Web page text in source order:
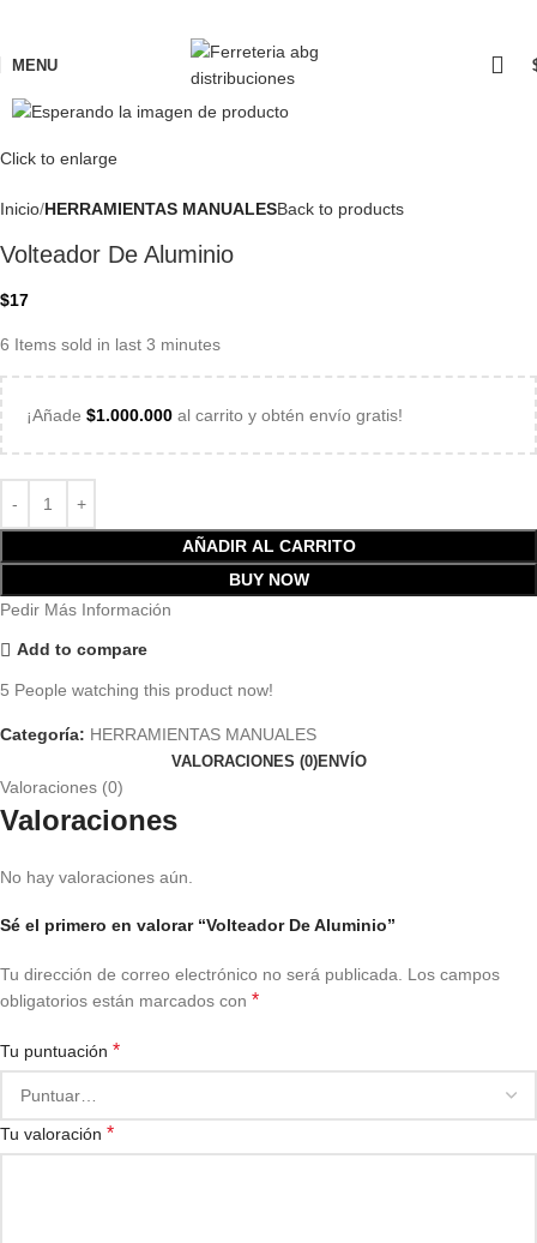
MENU
Click to enlarge
Inicio HERRAMIENTAS MANUALESBack to products
Volteador De Aluminio
$17
6 Items sold in last 3 minutes
¡Añade $1.000.000 al carrito y obtén envío gratis!
AÑADIR AL CARRITO
BUY NOW
Pedir Más Información
Add to compare
5 People watching this product now!
Categoría: HERRAMIENTAS MANUALES
VALORACIONES (0)ENVÍO
Valoraciones (0)
Valoraciones
No hay valoraciones aún.
Sé el primero en valorar “Volteador De Aluminio”
Tu dirección de correo electrónico no será publicada.
Los campos
obligatorios están marcados con *
Tu puntuación *
Tu valoración *